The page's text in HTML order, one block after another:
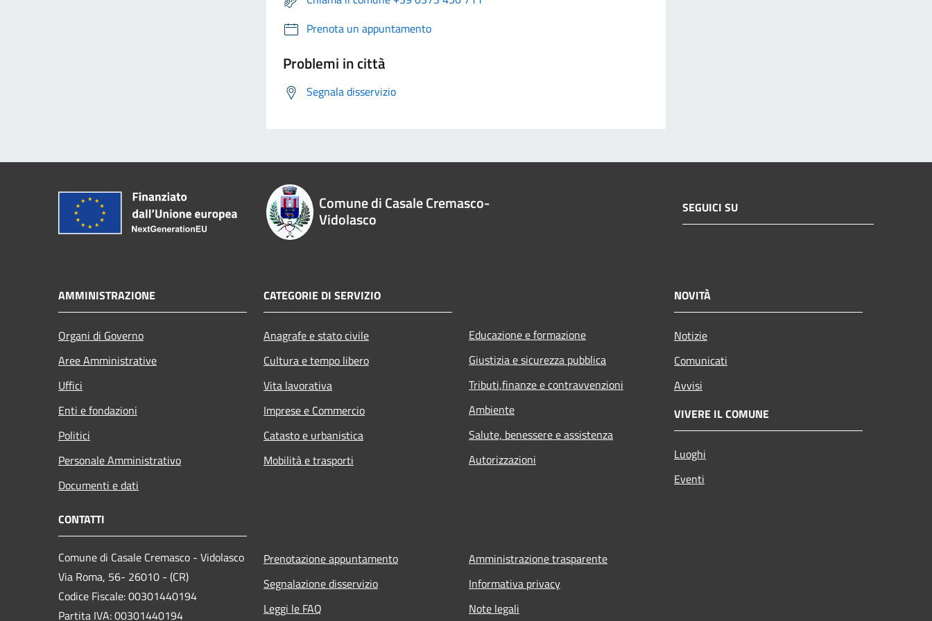
Prenota un appuntamento
Problemi in città
Segnala disservizio
Comune di Casale Cremasco-
Vidolasco
SEGUICI SU
AMMINISTRAZIONE
Organi di Governo
Aree Amministrative
Uffici
Enti e fondazioni
Politici
Personale Amministrativo
Documenti e dati
CATEGORIE DI SERVIZIO
Anagrafe e stato civile
Cultura e tempo libero
Vita lavorativa
Imprese e Commercio
Catasto e urbanistica
Mobilità e trasporti
Educazione e formazione
Giustizia e sicurezza pubblica
Tributi,finanze e contravvenzioni
Ambiente
Salute, benessere e assistenza
Autorizzazioni
NOVITÀ
Notizie
Comunicati
Avvisi
VIVERE IL COMUNE
Luoghi
Eventi
CONTATTI
Comune di Casale Cremasco - Vidolasco
Via Roma, 56- 26010 - (CR)
Codice Fiscale: 00301440194
Partita IVA: 00301440194
Prenotazione appuntamento
Segnalazione disservizio
Leggi le FAQ
Amministrazione trasparente
Informativa privacy
Note legali